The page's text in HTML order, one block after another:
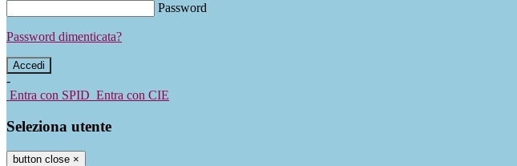
Password
Password dimenticata?
-
Entra con SPID Entra con CIE
Seleziona utente
button close ×